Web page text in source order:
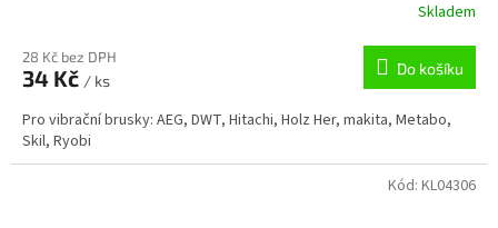
Skladem
28 Kč bez DPH
34 Kč / ks
Do košíku
Pro vibrační brusky: AEG, DWT, Hitachi, Holz Her, makita, Metabo,
Skil, Ryobi
Kód: KL04306